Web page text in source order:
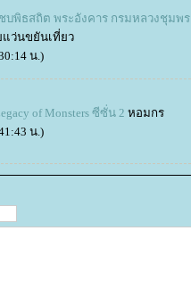
บพิธสถิต พระอังคาร กรมหลวงชุมพร
แว่นขยันเที่ยว
น.)
of Monsters ซีซั่น 2 หอมกร
น.)